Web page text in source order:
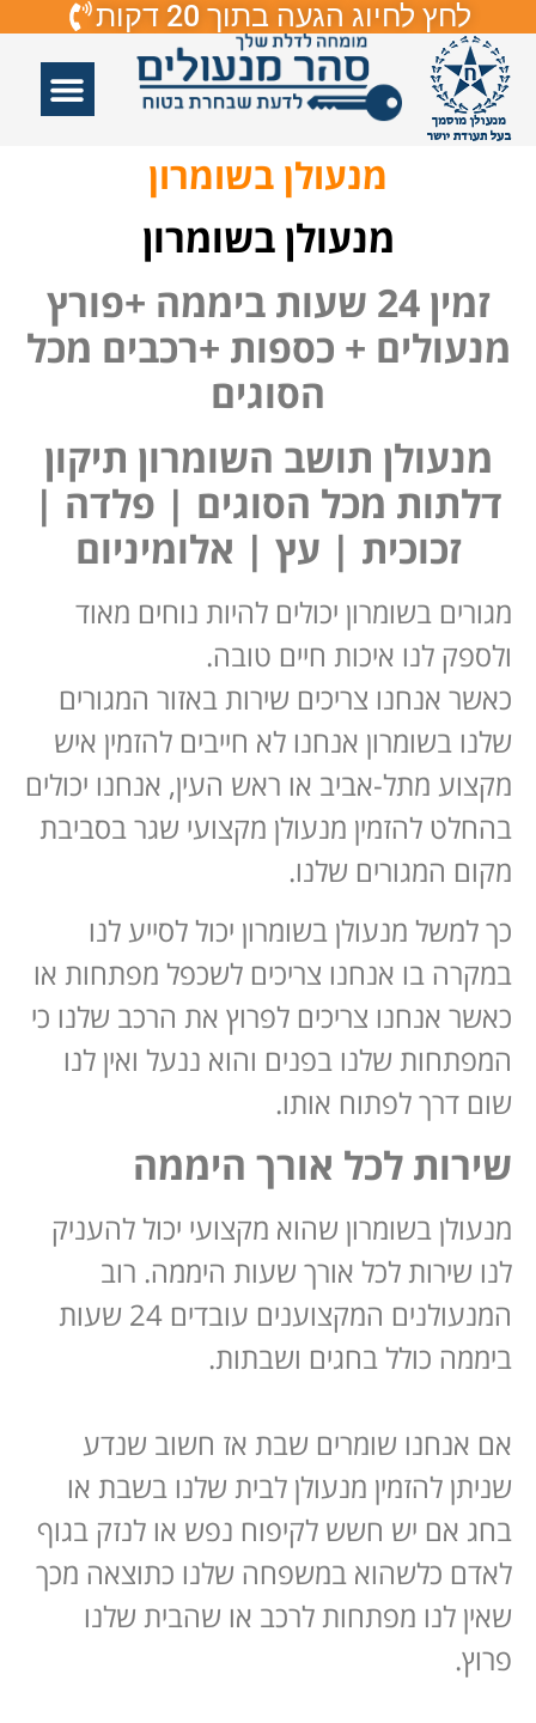
לחץ לחיוג הגעה בתוך 20 דקות
מנעולן בשומרון
מנעולן בשומרון
זמין 24 שעות ביממה +פורץ
מנעולים + כספות +רכבים מכל
הסוגים
מנעולן תושב השומרון תיקון
דלתות מכל הסוגים | פלדה |
זכוכית | עץ | אלומיניום
מגורים בשומרון יכולים להיות נוחים מאוד
ולספק לנו איכות חיים טובה.
כאשר אנחנו צריכים שירות באזור המגורים
שלנו בשומרון אנחנו לא חייבים להזמין איש
מקצוע מתל-אביב או ראש העין, אנחנו יכולים
בהחלט להזמין מנעולן מקצועי שגר בסביבת
מקום המגורים שלנו.
כך למשל מנעולן בשומרון יכול לסייע לנו
במקרה בו אנחנו צריכים לשכפל מפתחות או
כאשר אנחנו צריכים לפרוץ את הרכב שלנו כי
המפתחות שלנו בפנים והוא ננעל ואין לנו
שום דרך לפתוח אותו.
שירות לכל אורך היממה
מנעולן בשומרון שהוא מקצועי יכול להעניק
לנו שירות לכל אורך שעות היממה. רוב
המנעולנים המקצוענים עובדים 24 שעות
ביממה כולל בחגים ושבתות.
אם אנחנו שומרים שבת אז חשוב שנדע
שניתן להזמין מנעולן לבית שלנו בשבת או
בחג אם יש חשש לקיפוח נפש או לנזק בגוף
לאדם כלשהוא במשפחה שלנו כתוצאה מכך
שאין לנו מפתחות לרכב או שהבית שלנו
פרוץ.